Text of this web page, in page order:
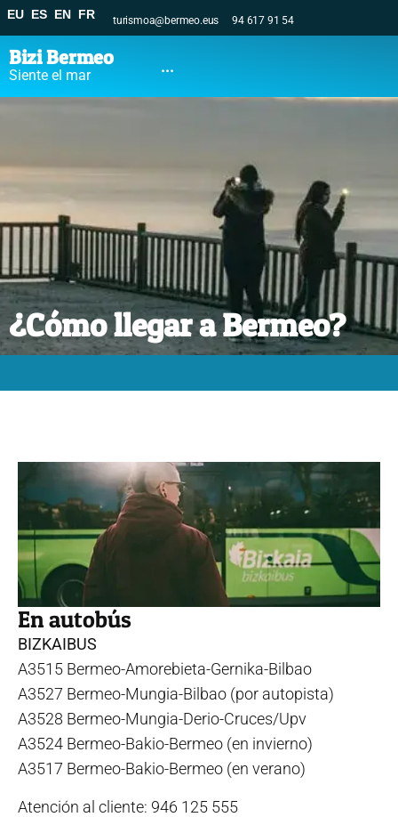
EU ES EN FR turismoa@bermeo.eus 94 617 91 54
Bizi Bermeo
Siente el mar ...
¿Cómo llegar a Bermeo?
En autobús
BIZKAIBUS
A3515 Bermeo-Amorebieta-Gernika-Bilbao
A3527 Bermeo-Mungia-Bilbao (por autopista)
A3528 Bermeo-Mungia-Derio-Cruces/Upv
A3524 Bermeo-Bakio-Bermeo (en invierno)
A3517 Bermeo-Bakio-Bermeo (en verano)
Atención al cliente: 946 125 555